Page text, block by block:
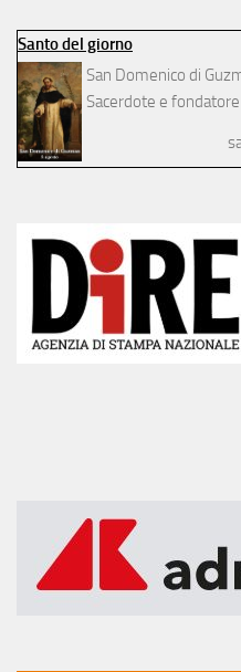
Santo del giorno
San Domenico di
Sacerdote e